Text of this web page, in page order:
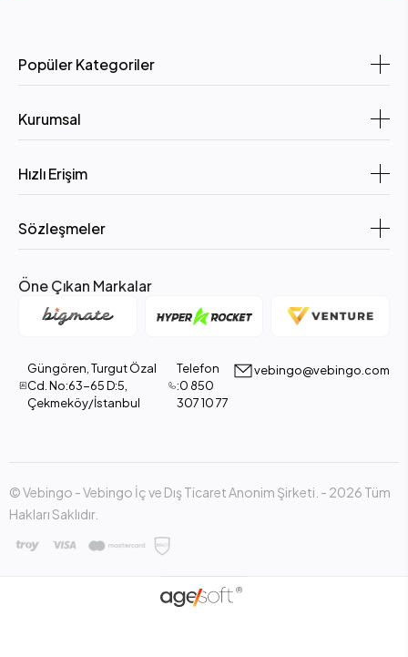
Popüler Kategoriler
Kurumsal
Hızlı Erişim
Sözleşmeler
Öne Çıkan Markalar
Güngören, Turgut Özal
Cd. No:63-65 D:5,
Çekmeköy/İstanbul
Telefon
:0 850
307 10 77
vebingo@vebingo.com
© Vebingo - Vebingo İç ve Dış Ticaret Anonim Şirketi. - 2026 Tüm
Hakları Saklıdır.